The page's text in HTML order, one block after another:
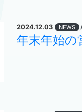
2024.12.03 NEWS ,
年末年始の